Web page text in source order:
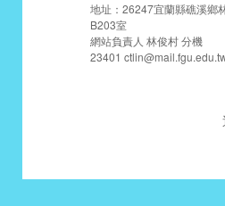
地址：26247宜蘭縣礁溪鄉
B203室
網站負責人 林俊村 分機
23401